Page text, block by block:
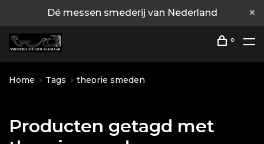
Dé messen smederij van Nederland
0
Home Tags theorie smeden
Producten getagd met